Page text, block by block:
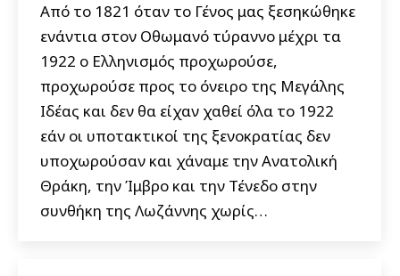
Από το 1821 όταν το Γένος μας ξεσηκώθηκε
ενάντια στον Οθωμανό τύραννο μέχρι τα
1922 ο Ελληνισμός προχωρούσε,
προχωρούσε προς το όνειρο της Μεγάλης
Ιδέας και δεν θα είχαν χαθεί όλα το 1922
εάν οι υποτακτικοί της ξενοκρατίας δεν
υποχωρούσαν και χάναμε την Ανατολική
Θράκη, την Ίμβρο και την Τένεδο στην
συνθήκη της Λωζάννης χωρίς…